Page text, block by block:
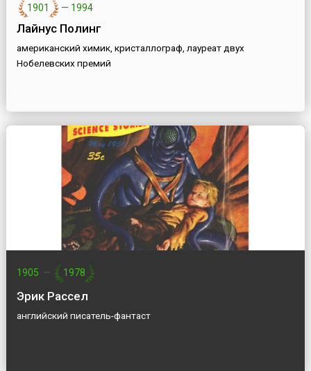
1901 — 1994
Лайнус Полинг
американский химик, кристаллограф, лауреат двух
Нобелевских премий
1905 — 1978
Эрик Рассел
английский писатель-фантаст